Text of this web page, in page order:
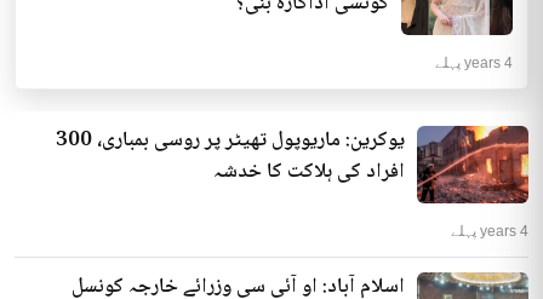
4 years پہلے
یوکرین: ماریوپول تھیٹر پر روسی بمباری، 300
افراد کی ہلاکت کا خدشہ
4 years پہلے
اسلام آباد: او آئی سی وزرائے خارجہ کونسل